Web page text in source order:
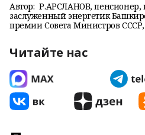
Автор: Р.АРСЛАНОВ, пенсионер,
заслуженный энергетик
премии Совета Министров
Читайте нас